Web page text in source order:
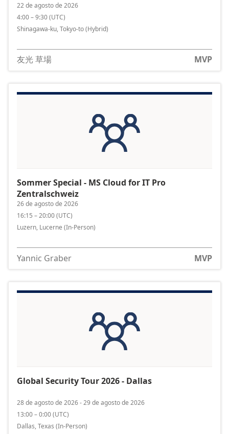
22 de agosto de 2026
4:00 – 9:30(UTC)
Shinagawa-ku, Tokyo-to(Hybrid)
友光 草場 MVP
Sommer Special - MS Cloud for IT Pro
Zentralschweiz
26 de agosto de 2026
16:15 – 20:00(UTC)
Luzern, Lucerne (In-Person)
Yannic Graber MVP
Global Security Tour 2026 - Dallas
28 de agosto de 2026 - 29 de agosto de 2026
13:00 – 0:00(UTC)
Dallas, Texas (In-Person)